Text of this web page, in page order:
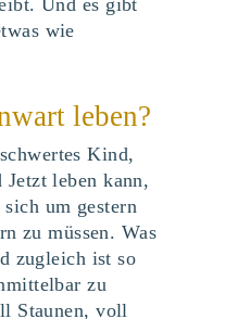
Und es gibt
wie
leben?
Kind,
leben kann,
um gestern
zu müssen. Was
zugleich ist so
zu
Staunen, voll